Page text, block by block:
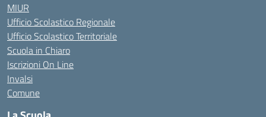
MIUR
Ufficio Scolastico Regionale
Ufficio Scolastico Territoriale
Scuola in Chiaro
Iscrizioni On Line
Invalsi
Comune